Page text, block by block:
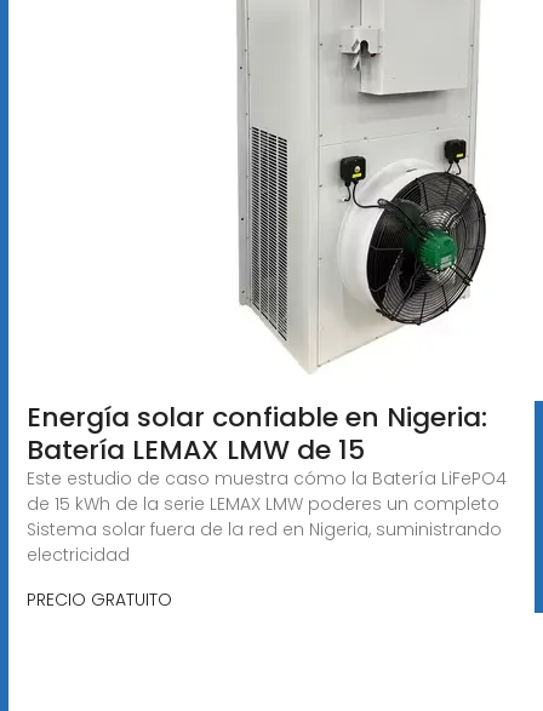
Energía solar confiable en Nigeria:
Batería LEMAX LMW de 15
Este estudio de caso muestra cómo la Batería LiFePO4
de 15 kWh de la serie LEMAX LMW poderes un completo
Sistema solar fuera de la red en Nigeria, suministrando
electricidad
PRECIO GRATUITO